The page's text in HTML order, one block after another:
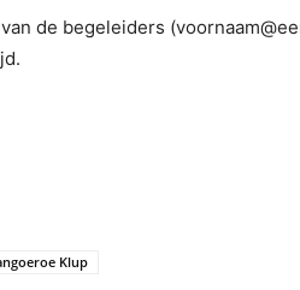
de begeleiders
Klup